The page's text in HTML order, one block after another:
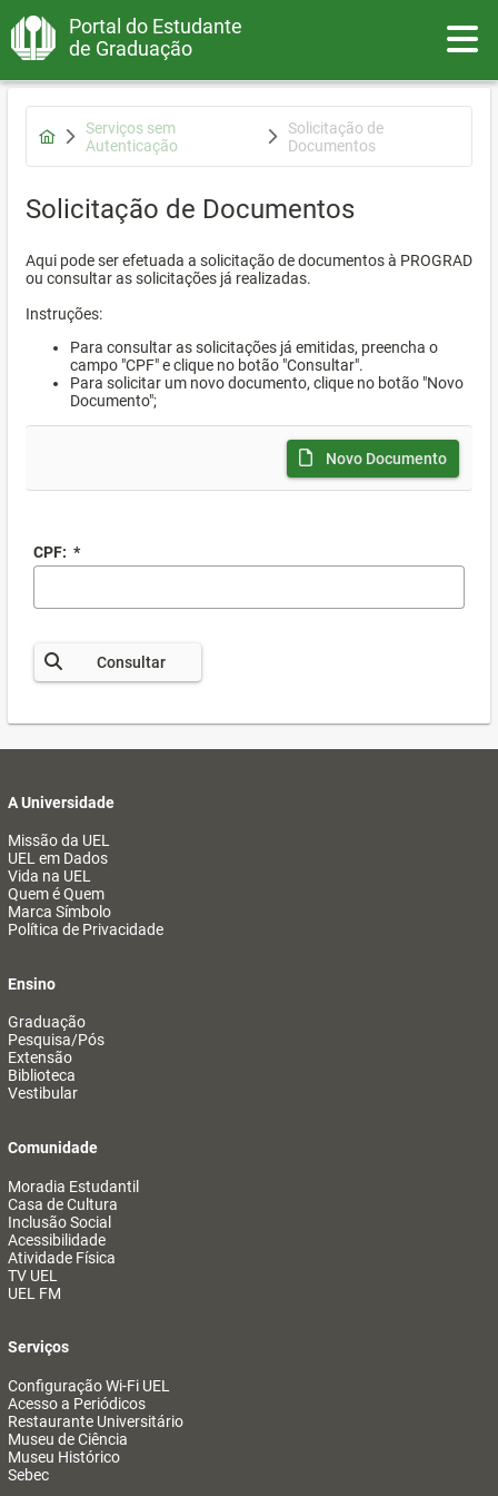
Portal do Estudante
de Graduação
Serviços sem
Autenticação
Solicitação de
Documentos
Solicitação de Documentos
Aqui pode ser efetuada a solicitação de documentos à PROGRAD
ou consultar as solicitações já realizadas.
Instruções:
Para consultar as solicitações já emitidas, preencha o
campo "CPF" e clique no botão "Consultar".
Para solicitar um novo documento, clique no botão "Novo
Documento";
Novo Documento
CPF: *
Consultar
A Universidade
Missão da UEL
UEL em Dados
Vida na UEL
Quem é Quem
Marca Símbolo
Política de Privacidade
Ensino
Graduação
Pesquisa/Pós
Extensão
Biblioteca
Vestibular
Comunidade
Moradia Estudantil
Casa de Cultura
Inclusão Social
Acessibilidade
Atividade Física
TV UEL
UEL FM
Serviços
Configuração Wi-Fi UEL
Acesso a Periódicos
Restaurante Universitário
Museu de Ciência
Museu Histórico
Sebec